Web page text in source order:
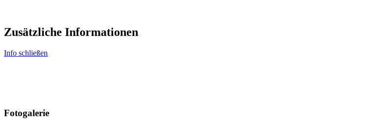
Zusätzliche Informationen
Info schließen
Fotogalerie